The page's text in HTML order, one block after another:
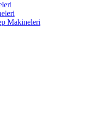
Makineleri